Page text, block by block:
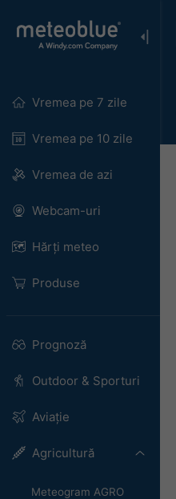
Vremea pe 7 zile
Vremea pe 10 zile
Vremea de azi
Webcam-uri
Hărți meteo
Produse
Prognoză
Outdoor & Sporturi
Aviație
Agricultură
Meteogram AGRO